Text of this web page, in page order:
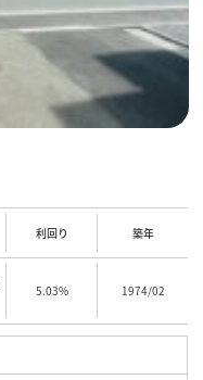
利回り 築年
5.03% 1974/02